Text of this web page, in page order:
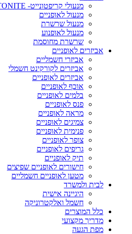
מנעולי קריפטונייט- KRYPTONITE
מנעול לאופניים
מנעול שרשרת
מנעול לאופנוע
שרשרת מחוסמת
אביזרים לאופניים
אביזרי חשמליים
אביזרים לקורקינט חשמלי
אביזרים לאופניים
אוכף לאופניים
בלמים לאופניים
פנס לאופניים
מראה לאופניים
צמיגים לאופניים
פנימית לאופניים
צופר לאופניים
גריפים לאופניים
תיק לאופניים
חישורים לאופניים שפיצים
מטען לאופניים חשמליים
לבית ולמשרד
היגיינה אישית
חשמל ואלקטרוניקה
כלל המוצרים
מדריך מקצועי
מפת הגעה